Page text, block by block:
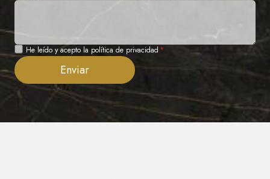
Privacidad
He leído y acepto la política de privacidad *
Enviar